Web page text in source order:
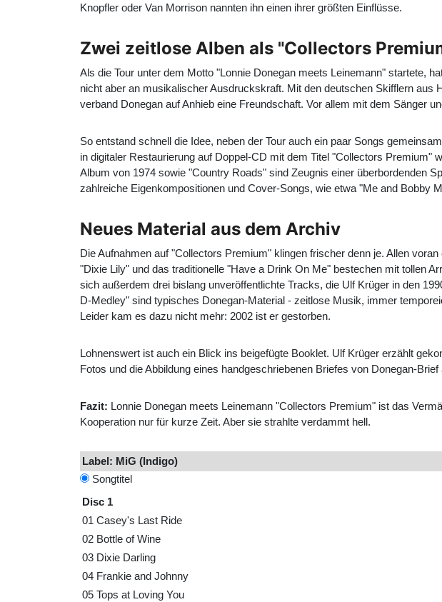
Knopfler oder Van Morrison nannten ihn einen ihrer größten Einflüsse.
Zwei zeitlose Alben als "Collectors
Als die Tour unter dem Motto "Lonnie Donegan meets Leinemann" startete,
nicht aber an musikalischer Ausdruckskraft. Mit den deutschen Skifflern
verband Donegan auf Anhieb eine Freundschaft. Vor allem mit dem Sänger
So entstand schnell die Idee, neben der Tour auch ein paar Songs
in digitaler Restaurierung auf Doppel-CD mit dem Titel "Collectors
Album von 1974 sowie "Country Roads" sind Zeugnis einer überbordenden
zahlreiche Eigenkompositionen und Cover-Songs, wie etwa "Me and Bobby
Neues Material aus dem Archiv
Die Aufnahmen auf "Collectors Premium" klingen frischer denn je. Allen
"Dixie Lily" und das traditionelle "Have a Drink On Me" bestechen mit tollen
sich außerdem drei bislang unveröffentlichte Tracks, die Ulf Krüger in den
D-Medley" sind typisches Donegan-Material - zeitlose Musik, immer
Leider kam es dazu nicht mehr: 2002 ist er gestorben.
Lohnenswert ist auch ein Blick ins beigefügte Booklet. Ulf Krüger erzählt
Fotos und die Abbildung eines handgeschriebenen Briefes von Donegan-
Fazit: Lonnie Donegan meets Leinemann "Collectors Premium" ist das
Kooperation nur für kurze Zeit. Aber sie strahlte verdammt hell.
Label: MiG (Indigo)
Songtitel
Disc 1
01 Casey's Last Ride
02 Bottle of Wine
03 Dixie Darling
04 Frankie and Johnny
05 Tops at Loving You